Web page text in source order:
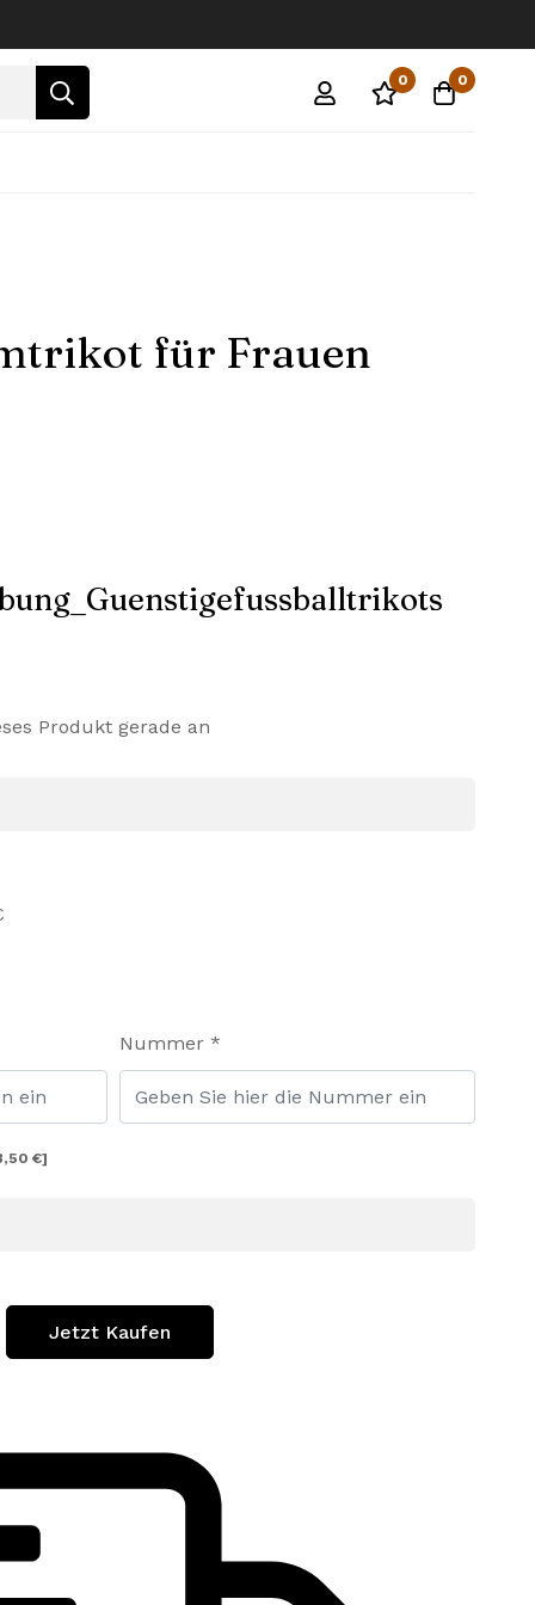
0 0
für Frauen
Produkt gerade an
Nummer*
€]
Jetzt Kaufen